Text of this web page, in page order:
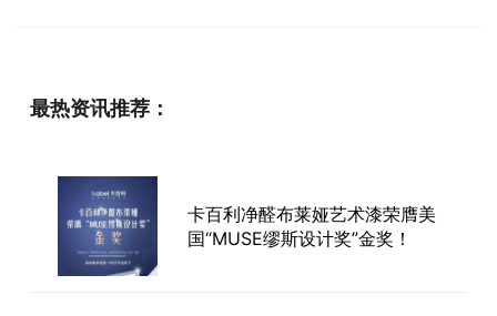
最热资讯推荐：
卡百利净醛布莱娅艺术漆荣膺美
国“MUSE缪斯设计奖”金奖！